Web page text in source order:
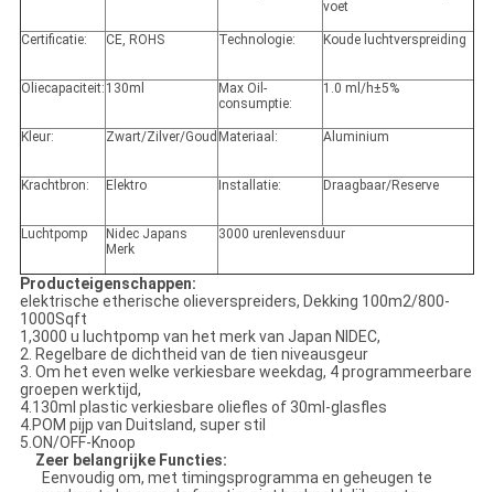
voet
Certificatie: CE, ROHS Technologie: Koude luchtverspreiding
Oliecapaciteit: 130ml
Max Oil-
consumptie:
1.0 ml/h±5%
Kleur: Zwart/Zilver/Goud Materiaal: Aluminium
Krachtbron: Elektro Installatie: Draagbaar/Reserve
Luchtpomp
Nidec Japans
Merk
3000 urenlevensduur
Producteigenschappen:
elektrische etherische olieverspreiders, Dekking 100m2/800-
1000Sqft
1,3000 u luchtpomp van het merk van Japan NIDEC,
2. Regelbare de dichtheid van de tien niveausgeur
3. Om het even welke verkiesbare weekdag, 4 programmeerbare
groepen werktijd,
4.130ml plastic verkiesbare oliefles of 30ml-glasfles
4.POM pijp van Duitsland, super stil
5.ON/OFF-Knoop
Zeer belangrijke Functies:
Eenvoudig om, met timingsprogramma en geheugen te